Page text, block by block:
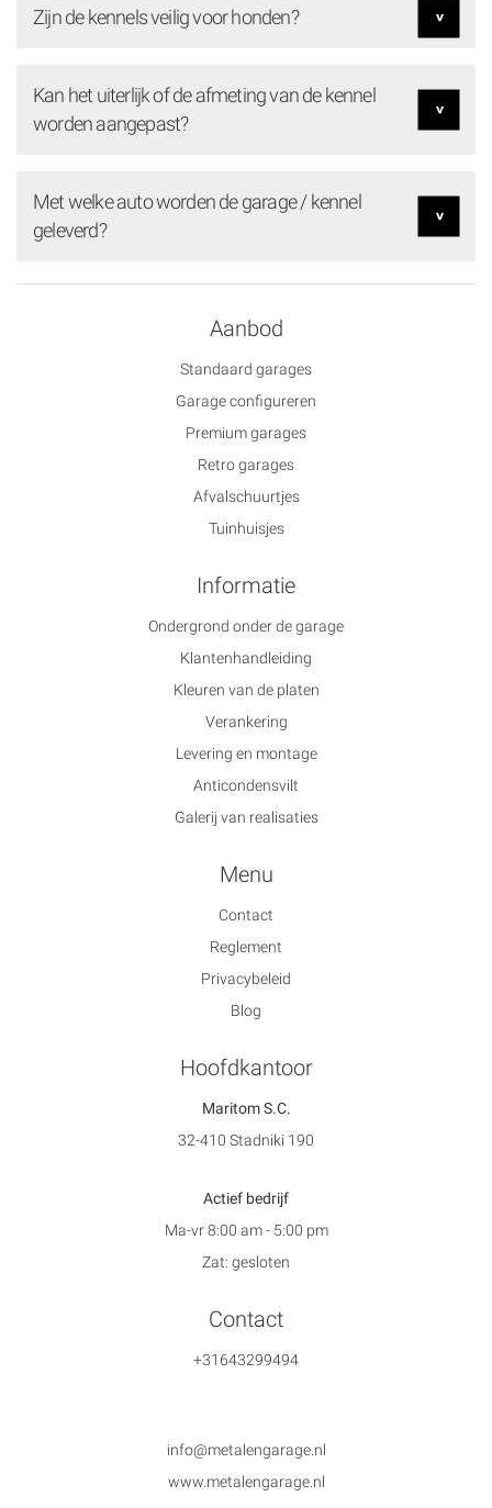
Zijn de kennels veilig voor honden?
Kan het uiterlijk of de afmeting van de kennel
worden aangepast?
Met welke auto worden de garage / kennel
geleverd?
Aanbod
Standaard garages
Garage configureren
Premium garages
Retro garages
Afvalschuurtjes
Tuinhuisjes
Informatie
Ondergrond onder de garage
Klantenhandleiding
Kleuren van de platen
Verankering
Levering en montage
Anticondensvilt
Galerij van realisaties
Menu
Contact
Reglement
Privacybeleid
Blog
Hoofdkantoor
Maritom S.C.
32-410 Stadniki 190
Actief bedrijf
Ma-vr 8:00 am - 5:00 pm
Zat: gesloten
Contact
+31643299494
info@metalengarage.nl
www.metalengarage.nl